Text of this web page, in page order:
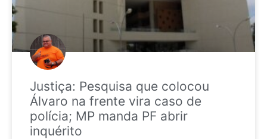
Justiça: Pesquisa que colocou
Álvaro na frente vira caso de
polícia; MP manda PF abrir
inquérito